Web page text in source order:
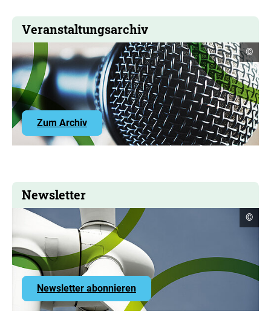
Veranstaltungsarchiv
Zum Archiv
©
Newsletter
Newsletter abonnieren
©